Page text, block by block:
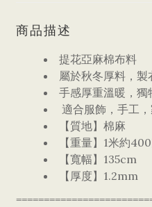
商品描述
提花亞麻棉布料
屬於秋冬厚料，製
手感厚重溫暖，
適合服飾，手工
【質地】棉麻
【重量】1米約
【寬幅】135cm
【厚度】1.2mm